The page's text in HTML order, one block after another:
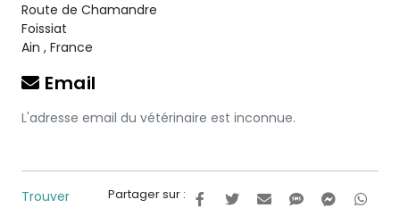
Route de Chamandre
Foissiat
Ain , France
Email
L'adresse email du vétérinaire est inconnue.
Partager sur :
Trouver